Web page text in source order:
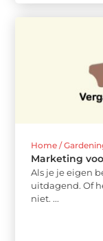
Home /
Marketing
Als je je eigen
uitdagend. Of
niet. ...